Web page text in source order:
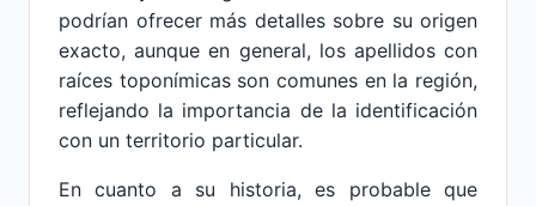
podrían ofrecer más detalles sobre su origen
exacto, aunque en general, los apellidos con
raíces toponímicas son comunes en la región,
reflejando la importancia de la identificación
con un territorio particular.
En cuanto a su historia, es probable que